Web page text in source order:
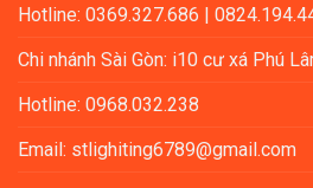
Hotline: 0369.327.686 |
Chi nhánh Sài Gòn: i10 cư xá Phú
Hotline: 0968.032.238
Email: stlighiting6789@gmail.com